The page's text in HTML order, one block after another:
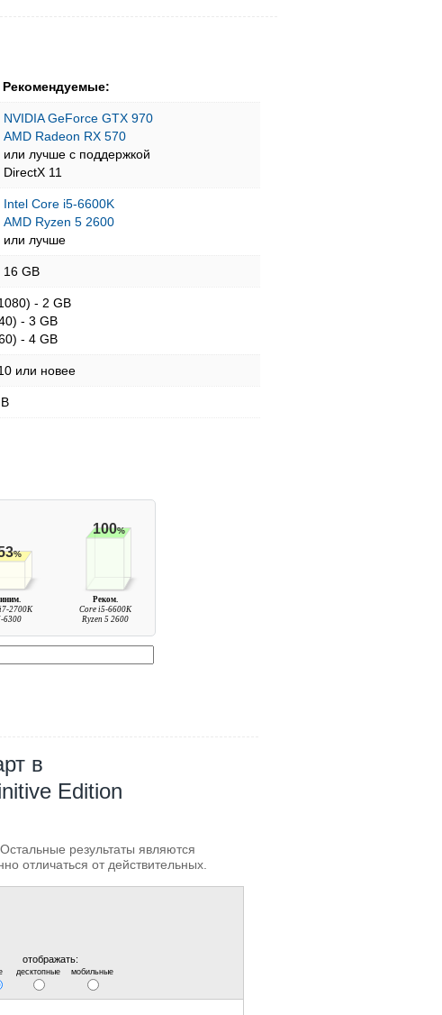
Рекомендуемые:
NVIDIA GeForce GTX 970
AMD Radeon RX 570
или лучше с поддержкой
DirectX 11
Intel Core i5-6600K
AMD Ryzen 5 2600
или лучше
16 GB
- 2 GB
- 3 GB
- 4 GB
или новее
%
100%
2700K
6300
Реком.
Core i5-6600K
Ryzen 5 2600
в
Edition
результаты являются
отличаться от действительных.
отображать:
десктопные мобильные